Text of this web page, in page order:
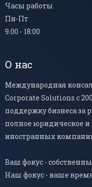
Часы работы
Пн-Пт
9.00 - 18:00
О нас
Международная
Corporate Solutions с
поддержку бизнеса за
полное юридическое и
иностранных
Ваш фокус -
Наш фокус - ваше